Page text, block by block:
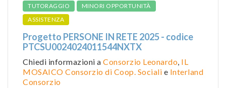
TUTORAGGIO
MINORI OPPORTUNITÀ
ASSISTENZA
Progetto PERSONE IN RETE 2025 - codice
PTCSU0024024011544NXTX
Chiedi informazioni a Consorzio Leonardo, IL
MOSAICO Consorzio di Coop. Sociali e Interland
Consorzio